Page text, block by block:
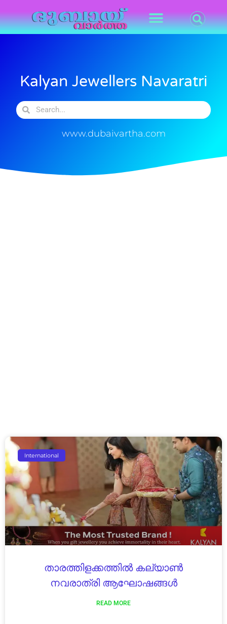
Kalyan Jewellers Navaratri
www.dubaivartha.com
International
താരത്തിളക്കത്തിൽ കല്യാൺ
നവരാത്രി ആഘോഷങ്ങൾ
READ MORE